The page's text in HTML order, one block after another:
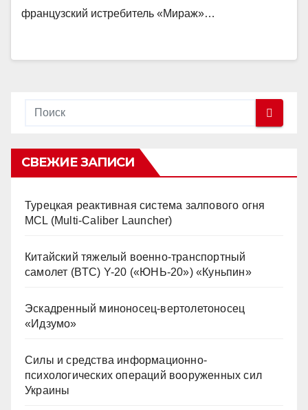
французский истребитель «Мираж»…
СВЕЖИЕ ЗАПИСИ
Турецкая реактивная система залпового огня
MCL (Multi-Caliber Launcher)
Китайский тяжелый военно-транспортный
самолет (BTC) Y-20 («ЮНЬ-20») «Куньпин»
Эскадренный миноносец-вертолетоносец
«Идзумо»
Силы и средства информационно-
психологических операций вооруженных сил
Украины